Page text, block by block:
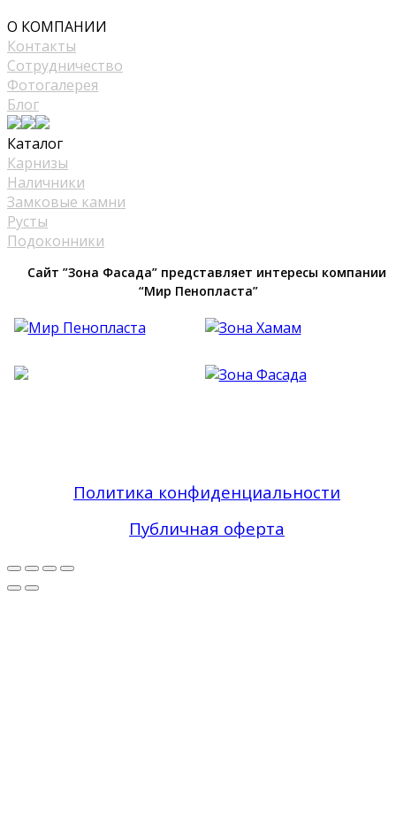
О КОМПАНИИ
Контакты
Сотрудничество
Фотогалерея
Блог
Каталог
Карнизы
Наличники
Замковые камни
Русты
Подоконники
Сайт ”Зона Фасада” представляет интересы компании
“Мир Пенопласта”
Политика конфиденциальности
Публичная оферта